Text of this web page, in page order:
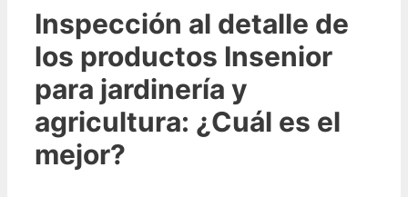
Inspección al detalle de
los productos Insenior
para jardinería y
agricultura: ¿Cuál es el
mejor?